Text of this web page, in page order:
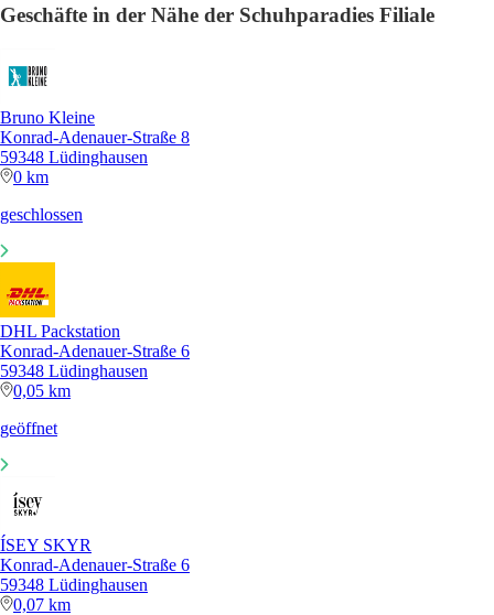
Geschäfte in der Nähe der Schuhparadies Filiale
Bruno Kleine
Konrad-Adenauer-Straße 8
59348 Lüdinghausen
0 km
geschlossen
DHL Packstation
Konrad-Adenauer-Straße 6
59348 Lüdinghausen
0,05 km
geöffnet
ÍSEY SKYR
Konrad-Adenauer-Straße 6
59348 Lüdinghausen
0,07 km